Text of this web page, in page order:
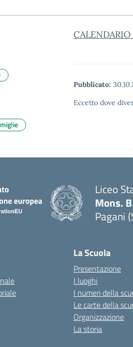
Pubblicato:
Eccetto dove
Liceo
Mons.
Pagani
La Scuola
Presentazione
I luoghi
I numeri della
Le carte della
Organizzazione
La storia